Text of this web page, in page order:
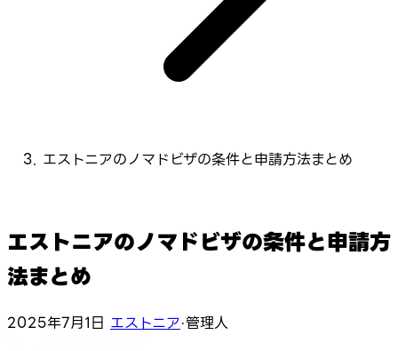
エストニアのノマドビザの条件と申請方法まとめ
エストニアのノマドビザの条件と申請方
法まとめ
2025年7月1日 エストニア·管理人